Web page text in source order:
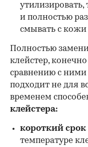
и полностью
смывать с кожи
Полностью
клейстер,
сравнению с
подходит не для
временем
клейстера:
короткий
температуре